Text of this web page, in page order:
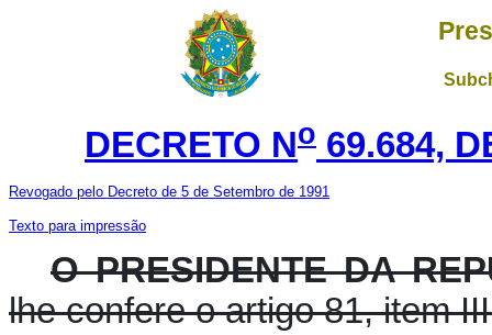
DECRETO No 69.684,
Revogado pelo Decreto de 5 de Setembro de 1991
Texto para impressão
O PRESIDENTE DA
lhe confere o artigo 81, item